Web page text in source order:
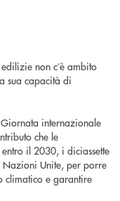
non c’è ambito
sua capacità di
internazionale
che le
il 2030, i diciassette
Unite, per porre
climatico e garantire